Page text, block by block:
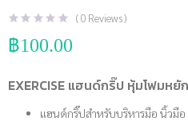
(0 Reviews )
฿100.00
EXERCISE แฮนด์กริ๊ป หุ้มโฟมหยั
แฮนด์กริ๊ปสำหรับบริหารมือ นิ้วมือ